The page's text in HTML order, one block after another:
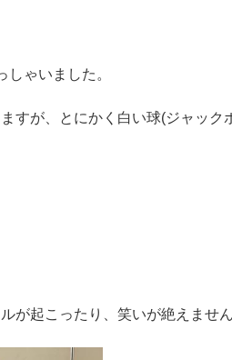
ゃいました。
すが、とにかく白い球(ジャッ
が起こったり、笑いが絶えません